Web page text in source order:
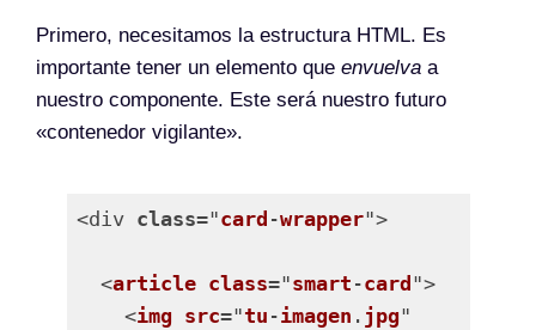
Primero, necesitamos la estructura HTML. Es
importante tener un elemento que envuelva a
nuestro componente. Este será nuestro futuro
«contenedor vigilante».
<div class="card -wrapper">
  <
article class="smart -card ">
    <
img src="tu -imagen . jpg